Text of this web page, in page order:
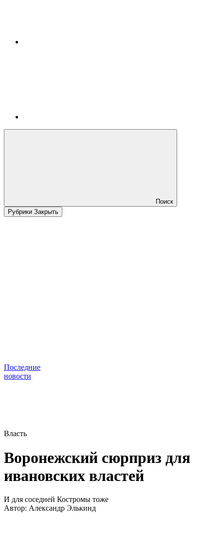
Поиск
Рубрики Закрыть
Последние
новости
Власть
Воронежский сюрприз для
ивановских властей
И для соседней Костромы тоже
Автор: Александр Элькинд